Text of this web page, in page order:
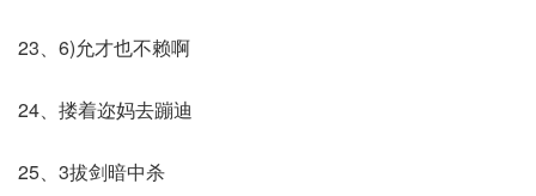
23、6)允才也不赖啊
24、搂着迩妈去蹦迪
25、3拔剑暗中杀